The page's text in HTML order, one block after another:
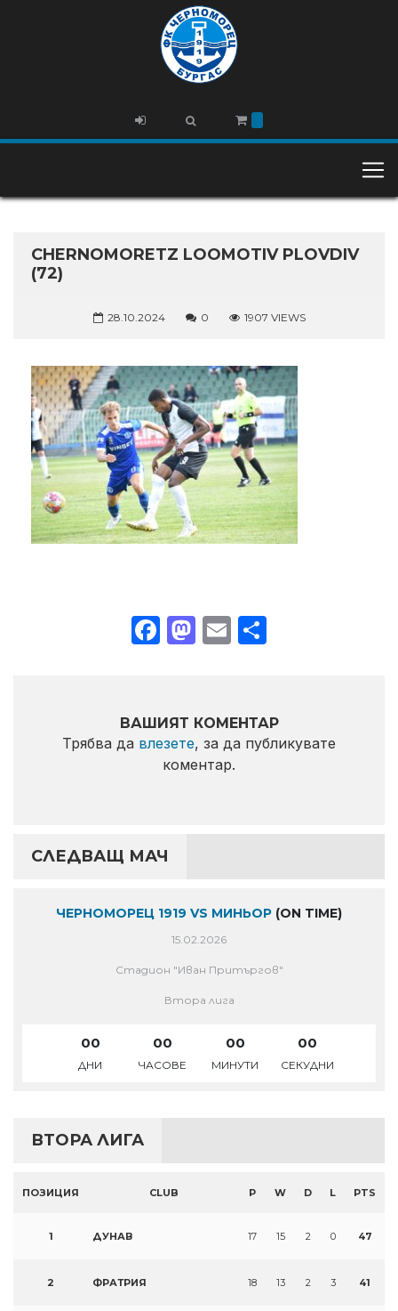
CHERNOMORETZ LOOMOTIV PLOVDIV
(72)
28.10.2024 0 1907 VIEWS
Facebook
Mastodon
Email
ВАШИЯТ КОМЕНТАР
Трябва да влезете, за да публикувате
коментар.
СЛЕДВАЩ МАЧ
ЧЕРНОМОРЕЦ 1919 VS МИНЬОР (ON TIME)
15.02.2026
Стадион "Иван Притъргов"
Втора лига
00
ДНИ
00
ЧАСОВЕ
00
МИНУТИ
00
СЕКУДНИ
ВТОРА ЛИГА
ПОЗИЦИЯ CLUB P W D L PTS
1 ДУНАВ 17 15 2 0 47
2 ФРАТРИЯ 18 13 2 3 41